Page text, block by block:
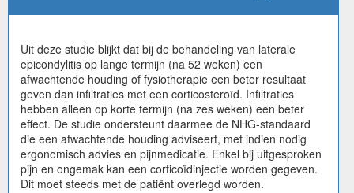
Uit deze studie blijkt dat bij de behandeling van laterale
epicondylitis op lange termijn (na 52 weken) een
afwachtende houding of fysiotherapie een beter resultaat
geven dan infiltraties met een corticosteroïd. Infiltraties
hebben alleen op korte termijn (na zes weken) een beter
effect. De studie ondersteunt daarmee de NHG-standaard
die een afwachtende houding adviseert, met indien nodig
ergonomisch advies en pijnmedicatie. Enkel bij uitgesproken
pijn en ongemak kan een corticoïdinjectie worden gegeven.
Dit moet steeds met de patiënt overlegd worden.